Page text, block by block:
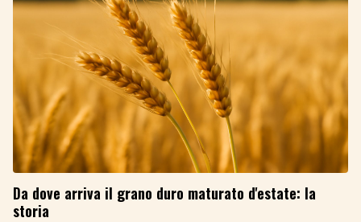
Da dove arriva il grano duro maturato d'estate: la
storia